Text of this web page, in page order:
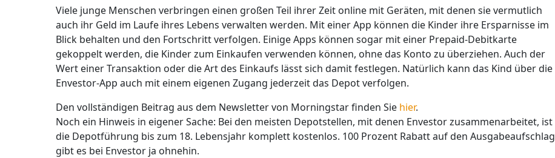
Viele junge Menschen verbringen einen großen Teil ihrer Zeit online mit Geräten, mit denen sie vermutlich
auch ihr Geld im Laufe ihres Lebens verwalten werden. Mit einer App können die Kinder ihre Ersparnisse im
Blick behalten und den Fortschritt verfolgen. Einige Apps können sogar mit einer Prepaid-Debitkarte
gekoppelt werden, die Kinder zum Einkaufen verwenden können, ohne das Konto zu überziehen. Auch der
Wert einer Transaktion oder die Art des Einkaufs lässt sich damitfestlegen. Natürlich kann das Kind über die
Envestor-App auch mit einem eigenen Zugang jederzeit das Depot verfolgen.
Den vollständigen Beitrag aus dem Newsletter von Morningstar finden Sie hier.
Noch ein Hinweis in eigener Sache: Bei den meisten Depotstellen, mit denen Envestor zusammenarbeitet, ist
die Depotführung bis zum 18. Lebensjahr komplett kostenlos. 100 Prozent Rabatt auf den Ausgabeaufschlag
gibt es bei Envestor ja ohnehin.